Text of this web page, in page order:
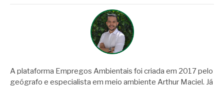
A plataforma Empregos Ambientais foi criada em 2017 pelo
geógrafo e especialista em meio ambiente Arthur Maciel. Já